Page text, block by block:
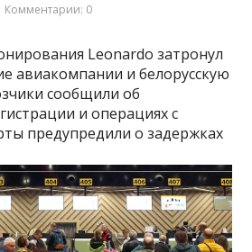
Комментарии: 0
Leonardo затронул
авиакомпании и белорусскую
сообщили об
и операциях с
предупредили о задержках